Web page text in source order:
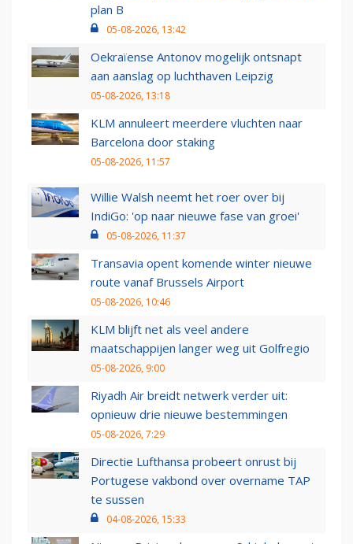
plan B
05-08-2026, 13:42
Oekraïense Antonov mogelijk ontsnapt
aan aanslag op luchthaven Leipzig
05-08-2026, 13:18
KLM annuleert meerdere vluchten naar
Barcelona door staking
05-08-2026, 11:57
Willie Walsh neemt het roer over bij
IndiGo: 'op naar nieuwe fase van groei'
05-08-2026, 11:37
Transavia opent komende winter nieuwe
route vanaf Brussels Airport
05-08-2026, 10:46
KLM blijft net als veel andere
maatschappijen langer weg uit Golfregio
05-08-2026, 9:00
Riyadh Air breidt netwerk verder uit:
opnieuw drie nieuwe bestemmingen
05-08-2026, 7:29
Directie Lufthansa probeert onrust bij
Portugese vakbond over overname TAP
te sussen
04-08-2026, 15:33